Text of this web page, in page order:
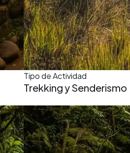
Tipo de Actividad
Trekking y Senderismo